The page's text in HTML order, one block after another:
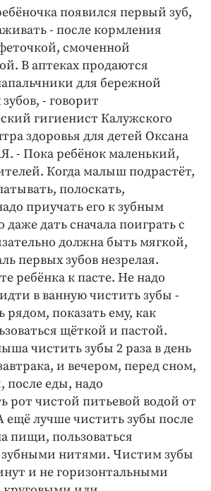
года
появился первый зуб,
- после кормления
смоченной
В аптеках продаются
для бережной
- говорит
гигиенист Калужского
здоровья для детей Оксана
- Пока ребёнок маленький,
Когда малыш подрастёт,
полоскать,
приучать его к зубным
дать сначала поиграть с
должна быть мягкой,
первых зубов незрелая.
ребёнка к пасте. Не надо
идти в ванную чистить зубы -
рядом, показать ему, как
щёткой и пастой.
чистить зубы 2 раза в день
и вечером, перед сном,
после еды, надо
рот чистой питьевой водой от
ещё лучше чистить зубы после
пищи, пользоваться
зубными нитями. Чистим зубы
и не горизонтальными